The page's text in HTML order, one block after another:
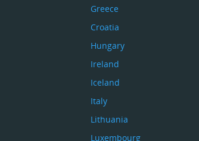
Greece
Croatia
Hungary
Ireland
Iceland
Italy
Lithuania
Luxembourg